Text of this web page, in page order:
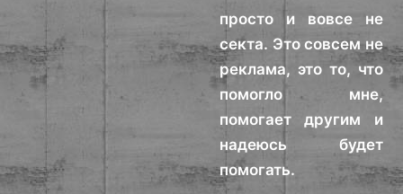
просто и вовсе не
секта. Это совсем не
реклама, это то, что
помогло мне,
помогает другим и
надеюсь будет
помогать.